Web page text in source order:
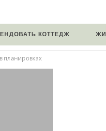
КОТТЕДЖ
планировках